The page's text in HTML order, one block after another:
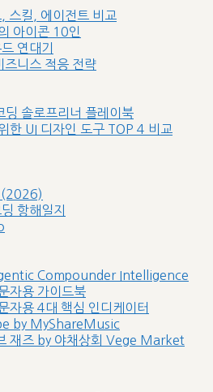
스킬, 에이전트 비교
아이콘 10인
연대기
즈니스 적응 전략
솔로프리너 플레이북
한 UI 디자인 도구 TOP 4 비교
(2026)
항해일지
Compounder Intelligence
자용 가이드북
자용 4대 핵심 인디케이터
by MyShareMusic
재즈 by 야채상회 Vege Market